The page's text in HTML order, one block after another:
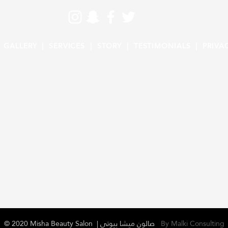
© 2020 Misha Beauty Salon | صالون ميشا بيوتي By Malki Consulting